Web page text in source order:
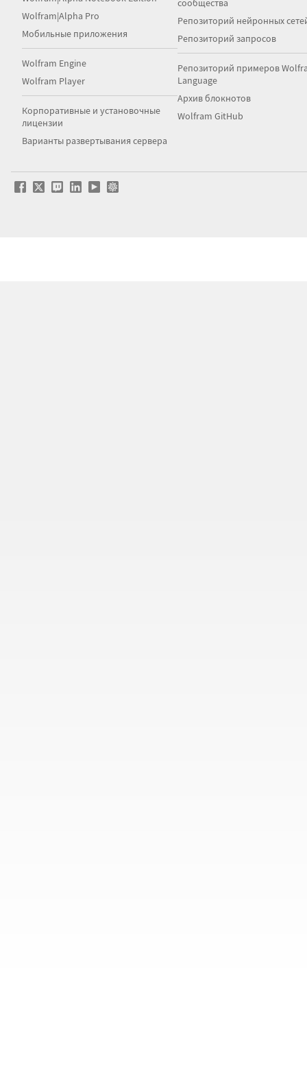
Wolfram|Alpha Pro
Мобильные приложения
Wolfram Engine
Wolfram Player
Корпоративные и установочные
лицензии
Варианты развертывания сервера
сообщества
Репозиторий нейронных
Репозиторий запросов
Репозиторий примеров
Language
Архив блокнотов
Wolfram GitHub